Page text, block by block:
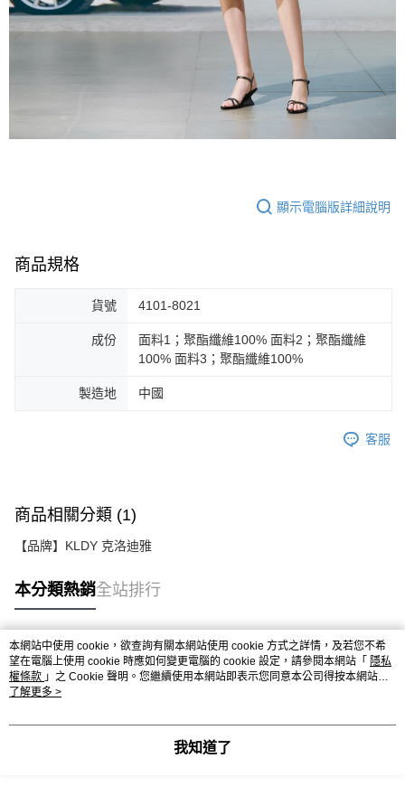
顯示電腦版詳細說明
商品規格
貨號 4101-8021
成份
面料1；聚酯纖維100% 面料2；聚酯纖維
100% 面料3；聚酯纖維100%
製造地 中國
客服
商品相關分類 (1)
【品牌】KLDY 克洛迪雅
本分類熱銷全站排行
熱門標籤
本網站中使用 cookie，欲查詢有關本網站使用 cookie 方式之詳情，及若您不希
望在電腦上使用 cookie 時應如何變更電腦的 cookie 設定，請參閱本網站「 隱私
權條款 」之 Cookie 聲明。您繼續使用本網站即表示您同意本公司得按本網站使
用條款之 Cookie 聲明使用 cookie。
了解更多 >
我知道了